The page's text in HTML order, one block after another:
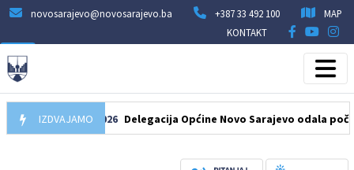
novosarajevo@novosarajevo.ba +387 33 492 100
MAP
KONTAKT
IZDVAJAMO
07.08.2026 Delegacija Općine Novo Sarajevo odala počast